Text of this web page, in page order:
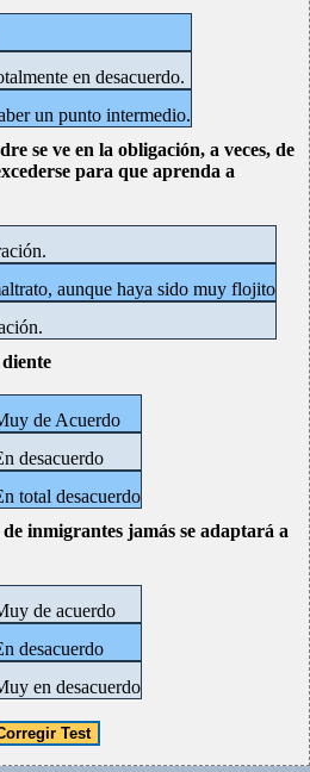
en desacuerdo.
un punto intermedio.
se ve en la obligación, a veces, de
para que aprenda a
aunque haya sido muy flojito
de Acuerdo
desacuerdo
total desacuerdo
inmigrantes jamás se adaptará a
de acuerdo
desacuerdo
en desacuerdo